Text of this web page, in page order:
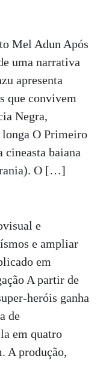
Mel Adun Após
uma narrativa
apresenta
que convivem
Negra,
longa O Primeiro
baiana
O […]
e
e ampliar
em
A partir de
heróis ganha
de
em quatro
A produção,